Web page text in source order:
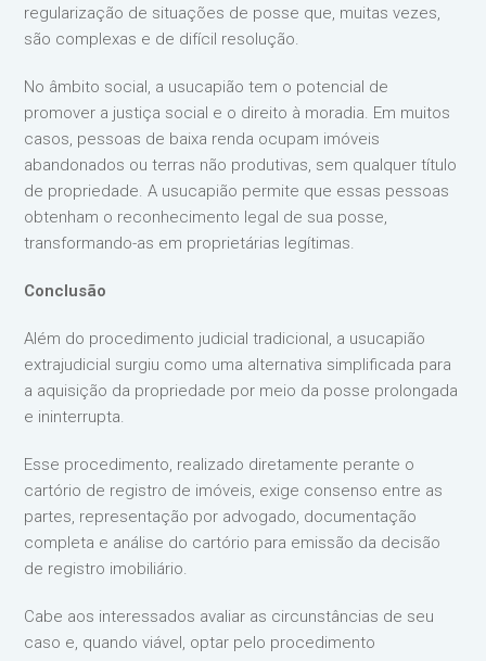
regularização de situações de posse que, muitas vezes,
são complexas e de difícil resolução.
No âmbito social, a usucapião tem o potencial de
promover a justiça social e o direito à moradia. Em muitos
casos, pessoas de baixa renda ocupam imóveis
abandonados ou terras não produtivas, sem qualquer título
de propriedade. A usucapião permite que essas pessoas
obtenham o reconhecimento legal de sua posse,
transformando-as em proprietárias legítimas.
Conclusão
Além do procedimento judicial tradicional, a usucapião
extrajudicial surgiu como uma alternativa simplificada para
a aquisição da propriedade por meio da posse prolongada
e ininterrupta.
Esse procedimento, realizado diretamente perante o
cartório de registro de imóveis, exige consenso entre as
partes, representação por advogado, documentação
completa e análise do cartório para emissão da decisão
de registro imobiliário.
Cabe aos interessados avaliar as circunstâncias de seu
caso e, quando viável, optar pelo procedimento